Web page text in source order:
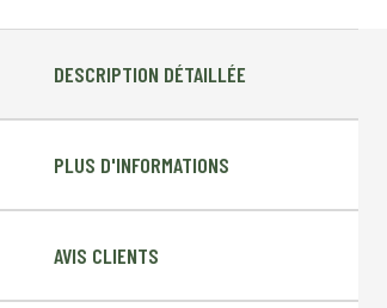
DESCRIPTION DÉTAILLÉE
PLUS D'INFORMATIONS
AVIS CLIENTS